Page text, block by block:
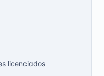
licenciados